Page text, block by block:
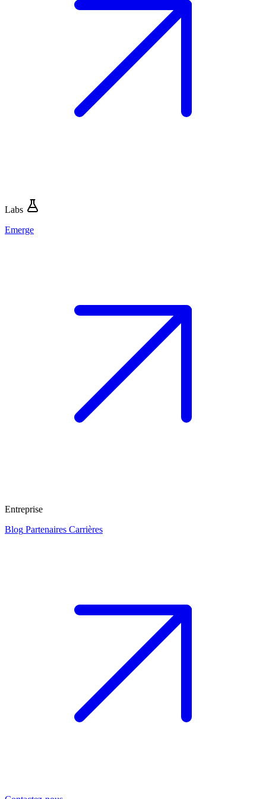
Labs
Emerge
Entreprise
Blog Partenaires Carrières